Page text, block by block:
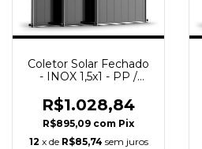
Coletor Solar Fechado
- INOX 1,5x1 - PP /
R$1.028,84
R$895,09 com Pix
12 x de R$85,74 sem juros